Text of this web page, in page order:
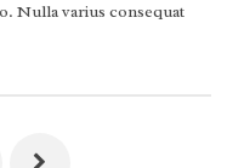
Nulla varius consequat